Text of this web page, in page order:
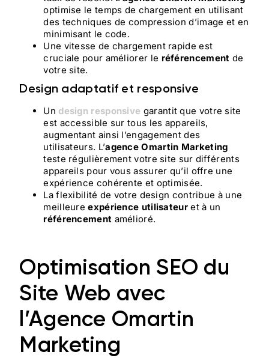
optimise le temps de chargement en utilisant
des techniques de compression d’image et en
minimisant le code.
Une vitesse de chargement rapide est
cruciale pour améliorer le référencement de
votre site.
Design adaptatif et responsive
Un design responsive garantit que votre site
est accessible sur tous les appareils,
augmentant ainsi l’engagement des
utilisateurs. L’agence Omartin Marketing
teste régulièrement votre site sur différents
appareils pour vous assurer qu’il offre une
expérience cohérente et optimisée.
La flexibilité de votre design contribue à une
meilleureexpérience utilisateur et à un
référencement amélioré.
Optimisation SEO du
Site Web avec
l’Agence Omartin
Marketing